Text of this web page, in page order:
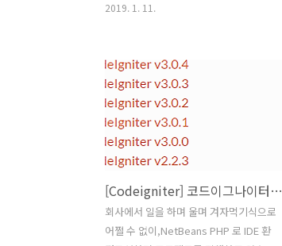
2019. 1. 11.
[Codeigniter] 코드이그나이터 넷빈즈로 개발환경 구성
회사에서 일을 하며 울며 겨자먹기식으로
어쩔 수 없이,NetBeans PHP 로 IDE 환